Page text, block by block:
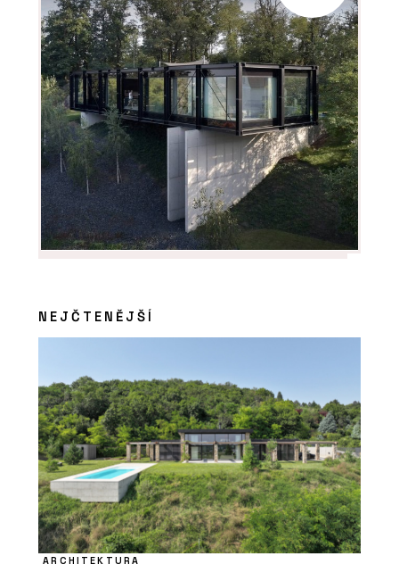
NEJČTENĚJŠÍ
ARCHITEKTURA